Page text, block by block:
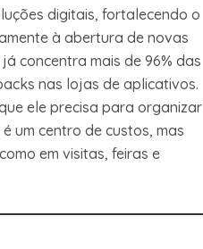
digitais, fortalecendo o
à abertura de novas
concentra mais de 96% das
nas lojas de aplicativos.
ele precisa para organizar
um centro de custos, mas
em visitas, feiras e